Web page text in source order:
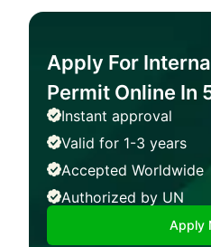
Apply For
Permit Online In
Instant approval
Valid for 1-3 years
Accepted Worldwide
Authorized by UN
Apply